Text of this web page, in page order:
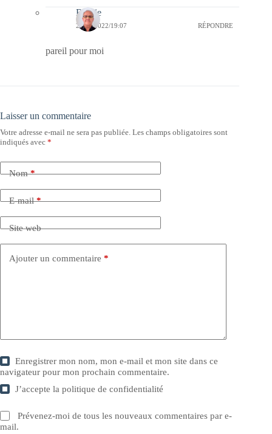
Bernie
21/07/2022/19:07 RÉPONDRE
pareil pour moi
Laisser un commentaire
Votre adresse e-mail ne sera pas publiée. Les champs obligatoires sont
indiqués avec *
Nom*
E-mail*
Site web
Ajouter un commentaire *
Enregistrer mon nom, mon e-mail et mon site dans ce
navigateur pour mon prochain commentaire.
J’accepte lapolitique de confidentialité
Prévenez-moi de tous les nouveaux commentaires par e-
mail.